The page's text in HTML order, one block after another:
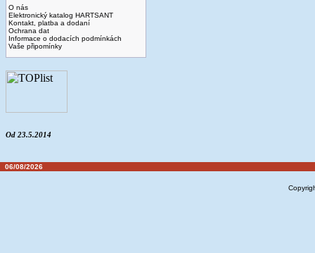
O nás
Elektronický katalog HARTSANT
Kontakt, platba a dodaní
Ochrana dat
Informace o dodacích podmínkách
Vaše připomínky
Od 23.5.2014
06/08/2026